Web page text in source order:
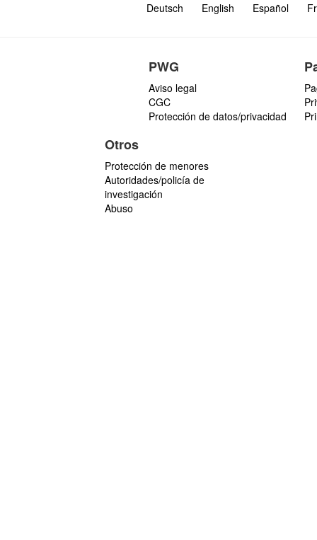
Deutsch English Español
PWG
Aviso legal
CGC
Protección de datos/privacidad
Otros
Protección de menores
Autoridades/policía de
investigación
Abuso